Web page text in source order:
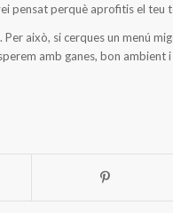
pensat perquè aprofitis el teu
això, si cerques un menú
amb ganes, bon